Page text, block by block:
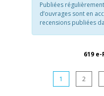
Publiées
d’ouvrages sont en
recensions publiées
619
1 2